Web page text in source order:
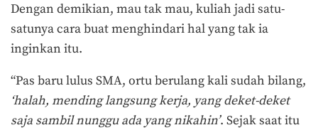
Dengan demikian, mau tak mau, kuliah jadi satu-
satunya cara buat menghindari hal yang tak ia
inginkan itu.
“Pas baru lulus SMA, ortu berulang kali sudah bilang,
‘halah, mending langsung kerja, yang deket-deket
saja sambil nunggu ada yang nikahin’. Sejak saat itu